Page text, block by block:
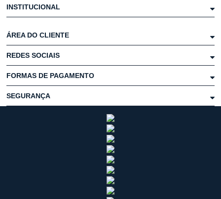
INSTITUCIONAL
ÁREA DO CLIENTE
REDES SOCIAIS
FORMAS DE PAGAMENTO
SEGURANÇA